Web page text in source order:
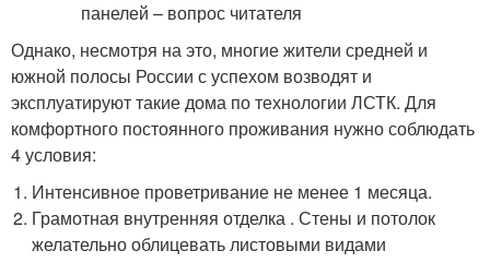
Однако, несмотря на это, многие жители средней и
южной полосы России с успехом возводят и
эксплуатируют такие дома по технологии ЛСТК. Для
комфортного постоянного проживания нужно соблюдать
4 условия:
Интенсивное проветривание не менее 1 месяца.
Грамотная внутренняя отделка . Стены и потолок
желательно облицевать листовыми видами